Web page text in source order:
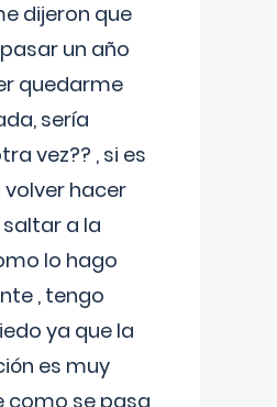
dijeron que
un año
quedarme
sería
vez?? , si es
hacer
a la
lo hago
, tengo
ya que la
es muy
como se pasa ,